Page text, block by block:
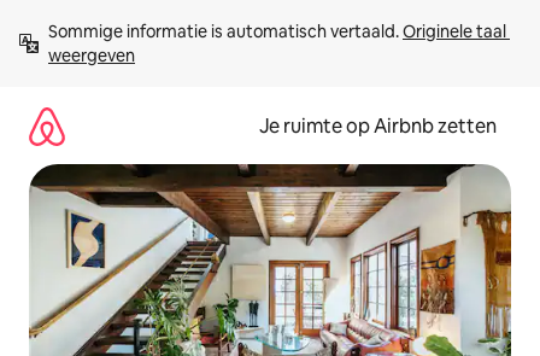
direct
naar
Sommige informatie is automatisch vertaald. Originele taal
weergeven
Je ruimte op Airbnb zetten